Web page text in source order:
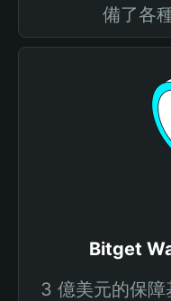
備了各
Bitget
3 億美元的保